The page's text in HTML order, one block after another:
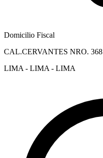
Domicilio Fiscal
CAL.CERVANTES NRO. 368
LIMA - LIMA - LIMA